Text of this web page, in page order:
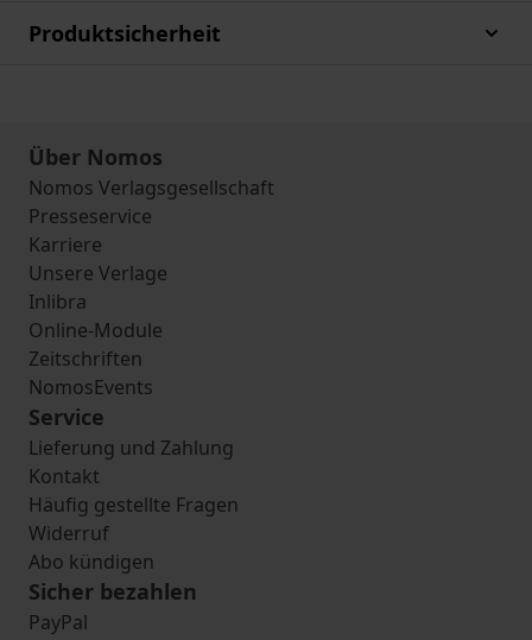
Produktsicherheit
Über Nomos
Nomos Verlagsgesellschaft
Presseservice
Karriere
Unsere Verlage
Inlibra
Online-Module
Zeitschriften
NomosEvents
Service
Lieferung und Zahlung
Kontakt
Häufig gestellte Fragen
Widerruf
Abo kündigen
Sicher bezahlen
PayPal